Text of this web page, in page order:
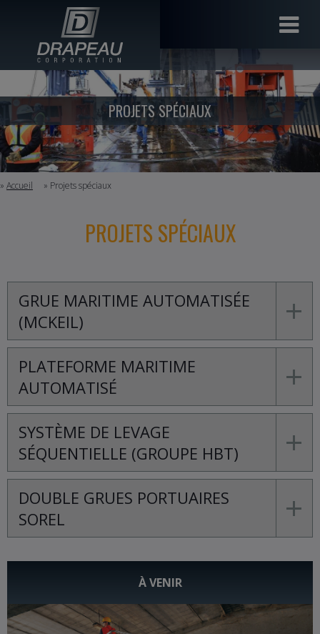
PROJETS SPÉCIAUX
» Accueil » Projets spéciaux
PROJETS SPÉCIAUX
GRUE MARITIME AUTOMATISÉE
(MCKEIL)
PLATEFORME MARITIME
AUTOMATISÉ
SYSTÈME DE LEVAGE
SÉQUENTIELLE (GROUPE HBT)
DOUBLE GRUES PORTUAIRES
SOREL
À VENIR